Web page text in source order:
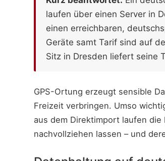
laufen über einen Server in
einen erreichbaren,
Geräte samt Tarif sind auf
Sitz in Dresden liefert seine
GPS-Ortung erzeugt sensible
Freizeit verbringen. Umso
aus dem Direktimport laufen
nachvollziehen lassen – und